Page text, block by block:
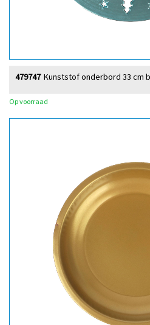
Kunststof onderbord 33 cm
479747
Op voorraad